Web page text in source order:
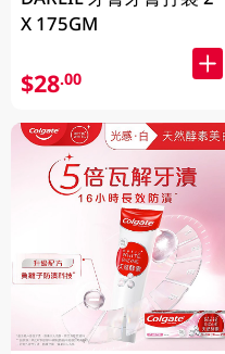
X 175GM
$28.00